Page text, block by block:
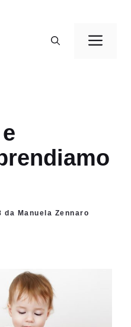
Manuela Zennaro